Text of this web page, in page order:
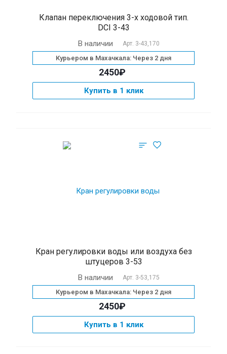
Клапан переключения 3-х ходовой тип.
DCI 3-43
В наличии Арт. 3-43,170
Курьером в Махачкала: Через 2 дня
2450₽
Купить в 1 клик
Кран регулировки воды или воздуха без
штуцеров 3-53
В наличии Арт. 3-53,175
Курьером в Махачкала: Через 2 дня
2450₽
Купить в 1 клик